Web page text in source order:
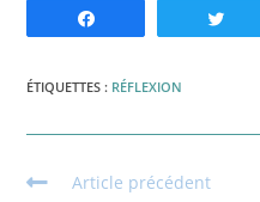
ÉTIQUETTES : RÉFLEXION
Read
Article précédent